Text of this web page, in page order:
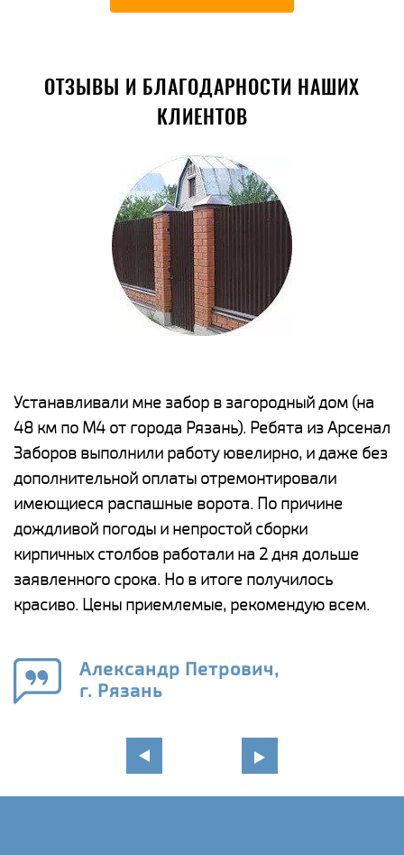
ОТЗЫВЫ И БЛАГОДАРНОСТИ НАШИХ
КЛИЕНТОВ
Устанавливали мне забор в загородный дом (на
48 км по М4 от города Рязань). Ребята из Арсенал
Заборов выполнили работу ювелирно, и даже без
дополнительной оплаты отремонтировали
имеющиеся распашные ворота. По причине
дождливой погоды и непростой сборки
кирпичных столбов работали на 2 дня дольше
заявленного срока. Но в итоге получилось
красиво. Цены приемлемые, рекомендую всем.
Александр Петрович,
г. Рязань